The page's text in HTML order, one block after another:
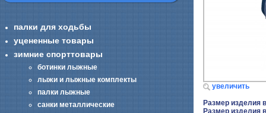
палки для ходьбы
уцененные товары
зимние спорттовары
ботинки лыжные
лыжи и лыжные комплекты
палки лыжные
санки металлические
увеличить
Размер изделия
Размер изделия